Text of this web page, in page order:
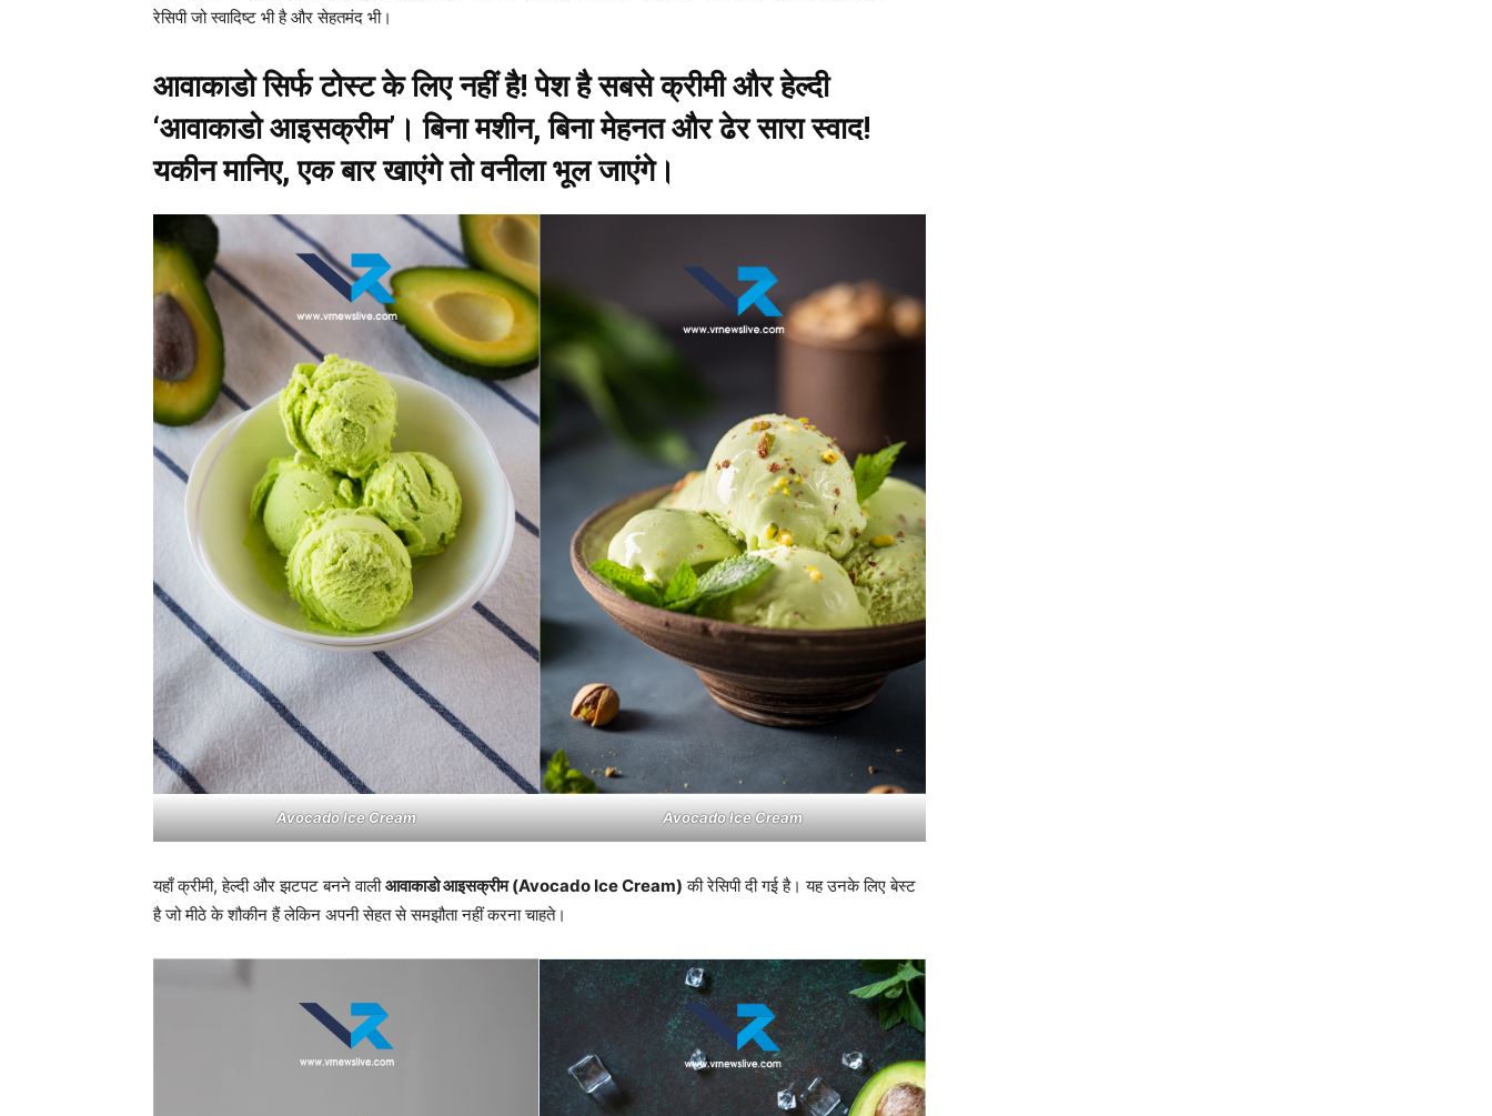
रेसिपी जो स्वादिष्ट भी है और सेहतमंद भी।
आवाकाडो सिर्फ टोस्ट के लिए नहीं है! पेश है सबसे क्रीमी और हेल्दी
‘आवाकाडो आइसक्रीम’। बिना मशीन, बिना मेहनत और ढेर सारा स्वाद!
यकीन मानिए, एक बार खाएंगे तो वनीला भूल जाएंगे।
Avocado Ice Cream Avocado Ice Cream
यहाँ क्रीमी, हेल्दी और झटपट बनने वालीआवाकाडो आइसक्रीम (Avocado Ice Cream) की रेसिपी दी गई है। यह उनके लिए बेस्ट
है जो मीठे के शौकीन हैं लेकिन अपनी सेहत से समझौता नहीं करना चाहते।